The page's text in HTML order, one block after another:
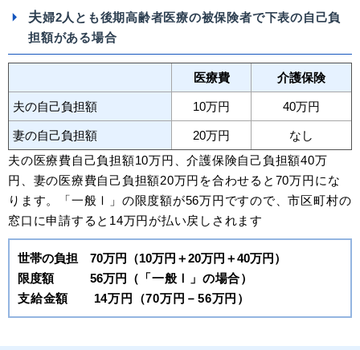
夫婦2人とも後期高齢者医療の被保険者で下表の自己負
担額がある場合
医療費 介護保険
夫の自己負担額 10万円 40万円
妻の自己負担額 20万円
なし
夫の医療費自己負担額10万円、介護保険自己負担額40万
円、妻の医療費自己負担額20万円を合わせると70万円にな
ります。「一般Ⅰ」の限度額が56万円ですので、市区町村の
窓口に申請すると14万円が払い戻しされます
世帯の負担 70万円（10万円＋20万円＋40万円）
限度額 56万円（ 「一般Ⅰ」の場合）
支給金額 14万円（70万円－56万円）